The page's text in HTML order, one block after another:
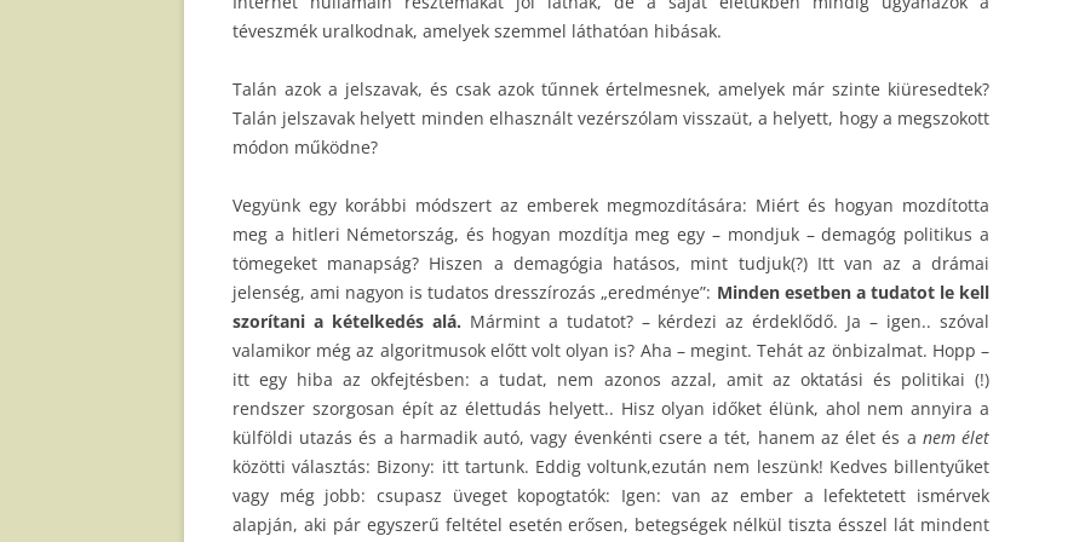
téveszmék uralkodnak, amelyek szemmel láthatóan hibásak.
Talán azok a jelszavak, és csak azok tűnnek értelmesnek, amelyek már szinte kiüresedtek?
Talán jelszavak helyett minden elhasznált vezérszólam visszaüt, a helyett, hogy a megszokott
módon működne?
Vegyünk egy korábbi módszert az emberek megmozdítására: Miért és hogyan mozdította
meg a hitleri Németország, és hogyan mozdítja meg egy – mondjuk – demagóg politikus a
tömegeket manapság? Hiszen a demagógia hatásos, mint tudjuk(?) Itt van az a drámai
jelenség, ami nagyon is tudatos dresszírozás „eredménye”: Minden esetben a tudatot le kell
szorítani a kételkedés alá. Mármint a tudatot? – kérdezi az érdeklődő. Ja – igen.. szóval
valamikor még az algoritmusok előtt volt olyan is? Aha – megint. Tehát az önbizalmat. Hopp –
itt egy hiba az okfejtésben: a tudat, nem azonos azzal, amit az oktatási és politikai (!)
rendszer szorgosan épít az élettudás helyett.. Hisz olyan időket élünk, ahol nem annyira a
külföldi utazás és a harmadik autó, vagy évenkénti csere a tét, hanem az élet és a nem élet
közötti választás: Bizony: itt tartunk. Eddig voltunk,ezután nem leszünk! Kedves billentyűket
vagy még jobb: csupasz üveget kopogtatók: Igen: van az ember a lefektetett ismérvek
alapján, aki pár egyszerű feltétel esetén erősen, betegségek nélkül tiszta ésszel lát mindent